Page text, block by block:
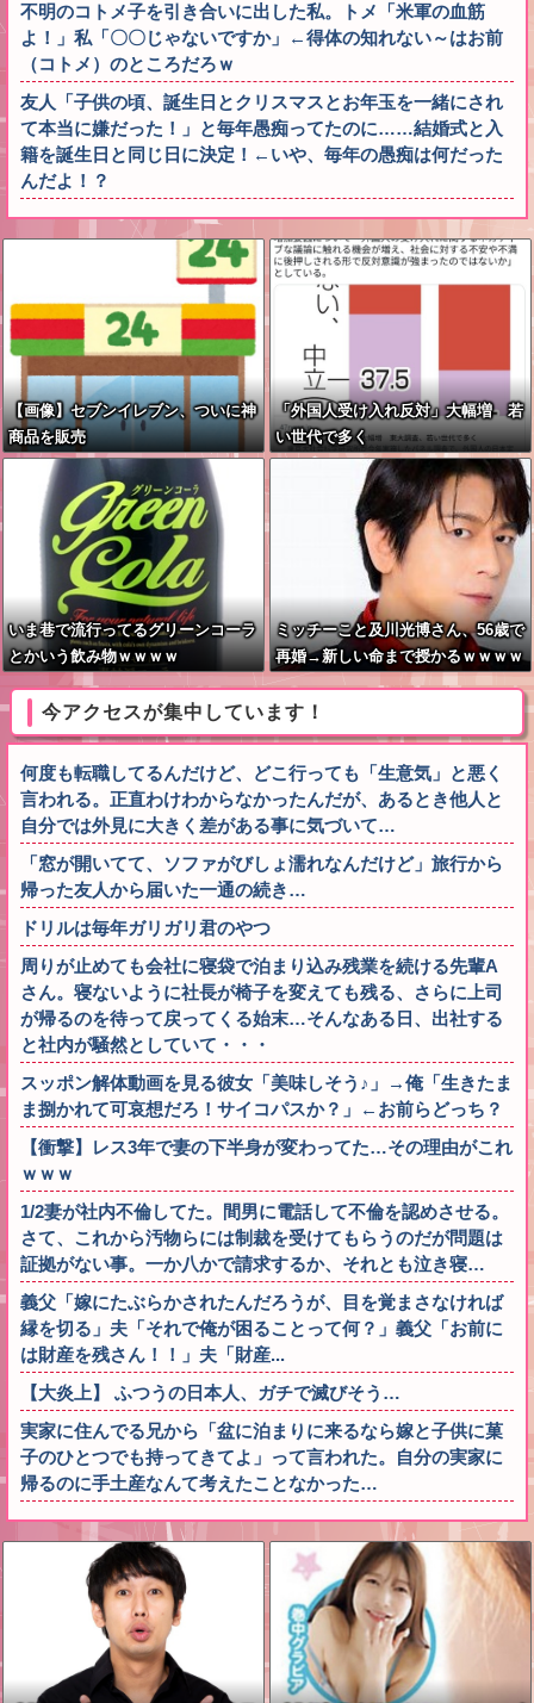
不明のコトメ子を引き合いに出した私。トメ「米軍の血筋
よ！」私「〇〇じゃないですか」←得体の知れない～はお前
（コトメ）のところだろｗ
友人「子供の頃、誕生日とクリスマスとお年玉を一緒にされ
て本当に嫌だった！」と毎年愚痴ってたのに……結婚式と入
籍を誕生日と同じ日に決定！←いや、毎年の愚痴は何だった
んだよ！？
【画像】セブンイレブン、ついに神
商品を販売
「外国人受け入れ反対」大幅増 若
い世代で多く
いま巷で流行ってるグリーンコーラ
とかいう飲み物ｗｗｗｗ
ミッチーこと及川光博さん、56歳で
再婚→新しい命まで授かるｗｗｗｗ
ｗ
今アクセスが集中しています！
何度も転職してるんだけど、どこ行っても「生意気」と悪く
言われる。正直わけわからなかったんだが、あるとき他人と
自分では外見に大きく差がある事に気づいて…
「窓が開いてて、ソファがびしょ濡れなんだけど」旅行から
帰った友人から届いた一通の続き…
ドリルは毎年ガリガリ君のやつ
周りが止めても会社に寝袋で泊まり込み残業を続ける先輩A
さん。寝ないように社長が椅子を変えても残る、さらに上司
が帰るのを待って戻ってくる始末…そんなある日、出社する
と社内が騒然としていて・・・
スッポン解体動画を見る彼女「美味しそう♪」→俺「生きたま
ま捌かれて可哀想だろ！サイコパスか？」←お前らどっち？
【衝撃】レス3年で妻の下半身が変わってた…その理由がこれ
ｗｗｗ
1/2妻が社内不倫してた。間男に電話して不倫を認めさせる。
さて、これから汚物らには制裁を受けてもらうのだが問題は
証拠がない事。一か八かで請求するか、それとも泣き寝…
義父「嫁にたぶらかされたんだろうが、目を覚まさなければ
縁を切る」夫「それで俺が困ることって何？」義父「お前に
は財産を残さん！！」夫「財産...
【大炎上】 ふつうの日本人、ガチで滅びそう…
実家に住んでる兄から「盆に泊まりに来るなら嫁と子供に菓
子のひとつでも持ってきてよ」って言われた。自分の実家に
帰るのに手土産なんて考えたことなかった…